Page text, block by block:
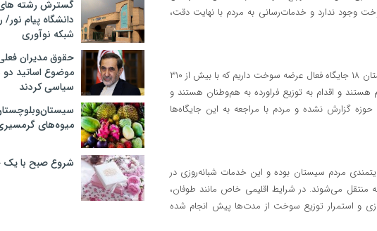
وجود ندارد و خدمات‌رسانی به مردم با نهایت دقت،
وی با تأکید بر پایداری شبکه توزیع سوخت افزود: در حوزه سیستان ۱۸ جایگاه فعال عرضه سوخت داریم که با بیش از ۳۱۰
و اقدام به توزیع فراورده به هم‌وطنان هستند و
گزارش نشده و مردم با مراجعه به این جایگاه‌ها
مردم سیستان بوده و این خدمات شبانه‌روزی در
منتقل می‌شوند. در شرایط اقلیمی خاص مانند طوفان،
و استمرار توزیع سوخت از مدت‌ها پیش انجام شده
گسترش رشته های
دانشگاه پیام نور/
شبکه نوآوری
حقوق مدیران
موضوع اساتید دو
سیاسی کردند
میوه‌های
شروع صبح با یک